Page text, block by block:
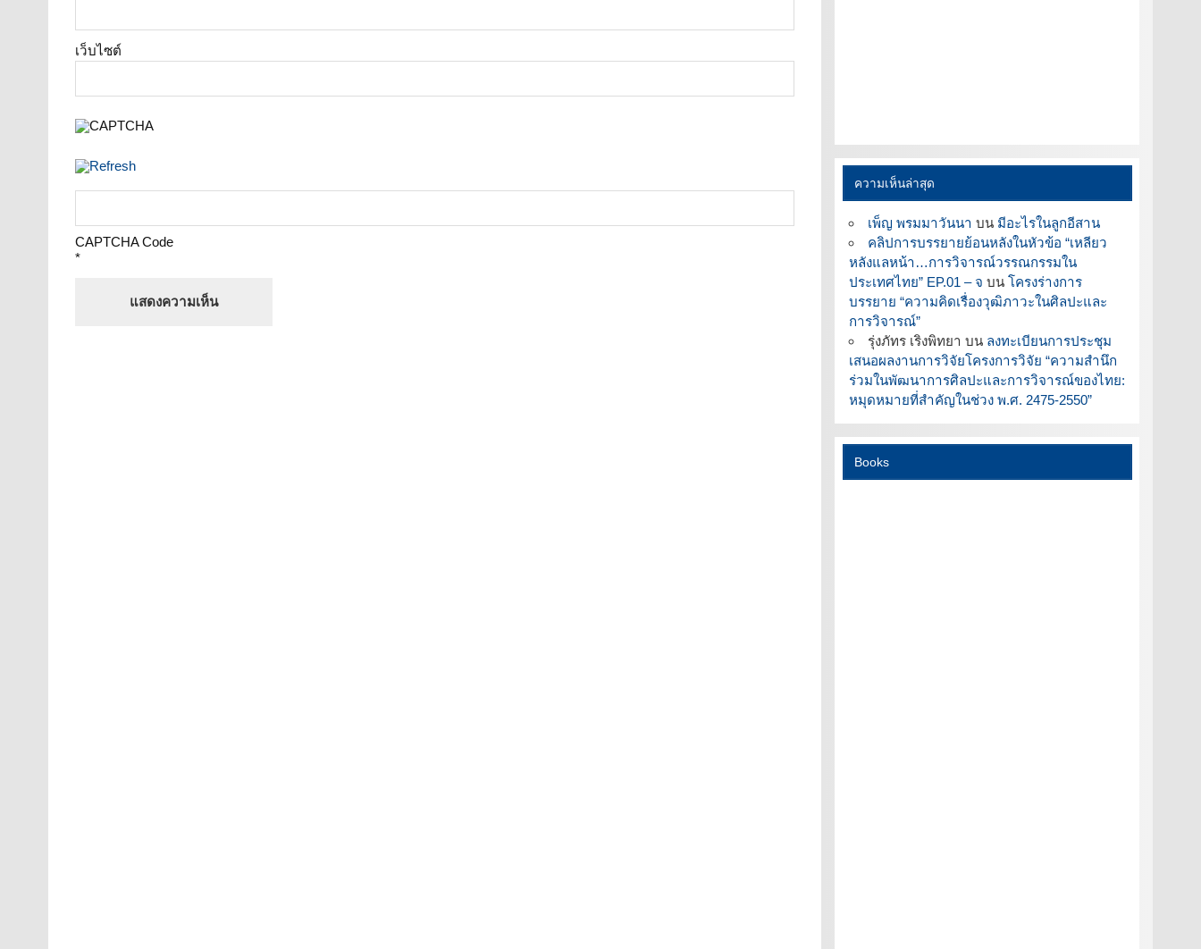
เว็บไซต์
CAPTCHA Code
*
ความเห็นล่าสุด
เพ็ญ พรมมาวันนา บน มีอะไรในลูกอีสาน
คลิปการบรรยายย้อนหลังในหัวข้อ “เหลียว
หลังแลหน้า…การวิจารณ์วรรณกรรมใน
ประเทศไทย” EP.01 – จ บน โครงร่างการ
บรรยาย “ความคิดเรื่องวุฒิภาวะในศิลปะและ
การวิจารณ์”
รุ่งภัทร เริงพิทยา บน ลงทะเบียนการประชุม
เสนอผลงานการวิจัยโครงการวิจัย “ความสำนึก
ร่วมในพัฒนาการศิลปะและการวิจารณ์ของไทย:
หมุดหมายที่สำคัญในช่วง พ.ศ. 2475-2550”
Books